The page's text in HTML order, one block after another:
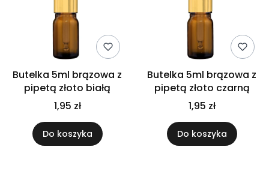
Butelka 5ml brązowa z
pipetą złoto białą
1,95 zł
Do koszyka
Butelka 5ml brązowa z
pipetą złoto czarną
1,95 zł
Do koszyka